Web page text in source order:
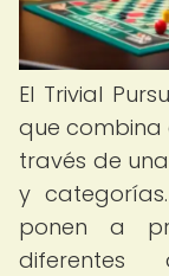
El Trivial
que combina
través de
y
ponen a
diferentes